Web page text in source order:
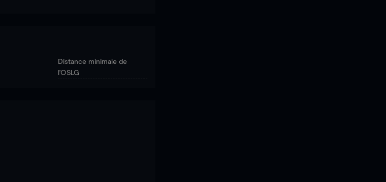
Distance minimale de
l'OSLG